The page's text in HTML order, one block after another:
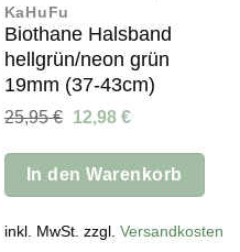
KaHuFu
Biothane Halsband
hellgrün/neon grün
19mm (37-43cm)
25,95€
Ursprünglicher
war:
25,95 €
12,98 €Aktueller
ist:
12,98 €.
In den Warenkorb
inkl. MwSt. zzgl. Versandkosten